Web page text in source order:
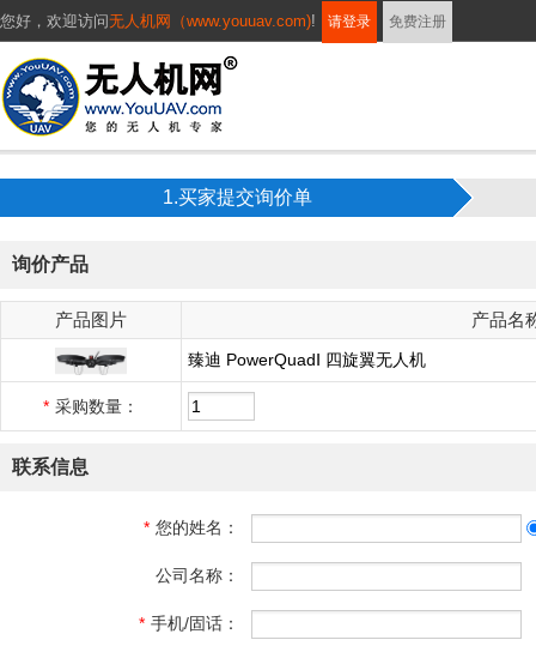
您好， 欢迎访问无人机网（www.youuav.com)! 请登录 免费注册
1.买家提交询价单
询价产品
产品图片 产品名
臻迪 PowerQuadⅠ 四旋翼无人机
* 采购数量：
联系信息
* 您的姓名：
公司名称：
* 手机/固话：